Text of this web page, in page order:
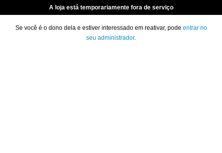
A loja está temporariamente fora de serviço
Se você é o dono dela e estiver interessado em reativar, pode entrar no
seu administrador.